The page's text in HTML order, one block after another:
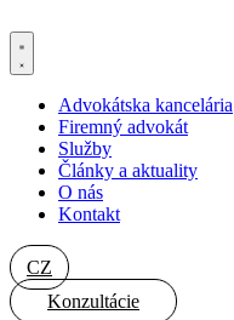
na
obsah
Advokátska kancelária
Firemný advokát
Služby
Články a aktuality
O nás
Kontakt
CZ
Konzultácie